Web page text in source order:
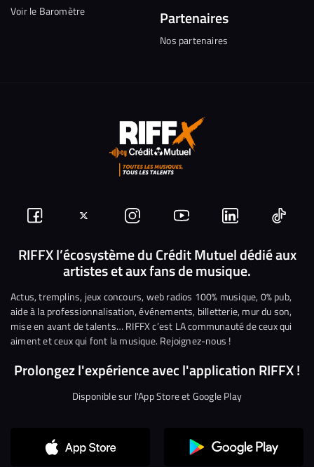
Voir le Baromètre Partenaires
Nos partenaires
Suivez-
nous
Facebook
Suivez-
nous
sur
Twitter
Nous
rejoindre
sur
Instagram
Nous
rejoindre
sur
YouTube
Nous
rejoindre
sur
Linkedin
Nous
RIFFX l’écosystème du Crédit Mutuel dédié aux
artistes et aux fans de musique.
Actus, tremplins, jeux concours, web radios 100% musique, 0% pub,
aide à la professionnalisation, événements, billetterie, mur du son,
mise en avant de talents… RIFFX c’est LA communauté de ceux qui
aiment et ceux qui font la musique. Rejoignez-nous !
Prolongez l'expérience avec l'application RIFFX !
Disponible sur l'App Store et Google Play